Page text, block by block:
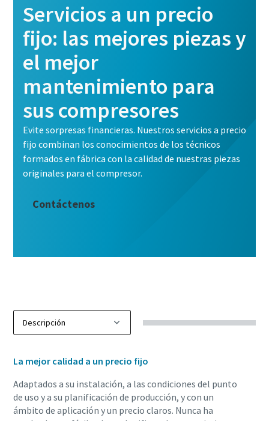
Todo lo que necesita saber sobre el aire
Servicios a un precio
fijo: las mejores piezas y
el mejor
mantenimiento para
sus compresores
Evite sorpresas financieras. Nuestros servicios a precio
fijo combinan los conocimientos de los técnicos
formados en fábrica con la calidad de nuestras piezas
originales para el compresor.
Contáctenos
La mejor calidad a un precio fijo
Adaptados a su instalación, a las condiciones del punto
de uso y a su planificación de producción, y con un
ámbito de aplicación y un precio claros. Nunca ha